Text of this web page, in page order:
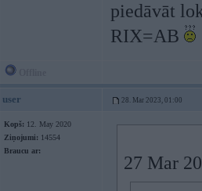
piedāvāt
RIX=AB
user 28. Mar 2023, 01:00
Kopš: 12. May 2020
Ziņojumi: 14554
Braucu ar:
27 Mar